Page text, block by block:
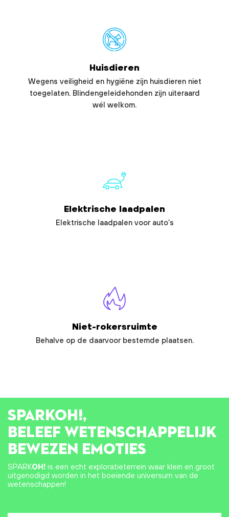
Huisdieren
Wegens veiligheid en hygiëne zijn huisdieren niet
toegelaten. Blindengeleidehonden zijn uiteraard
wél welkom.
Elektrische laadpalen
Elektrische laadpalen voor auto’s
Niet-rokersruimte
Behalve op de daarvoor bestemde plaatsen.
SPARKOH!,
BELEEF WETENSCHAPPELIJK
BEWEZEN EMOTIES
SPARKOH! is een echt exploratieterrein waar klein en groot
uitgenodigd worden in het boeiende universum van de
wetenschappen!